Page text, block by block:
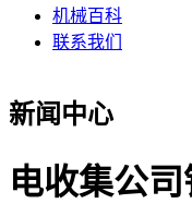
机械百科
联系我们
新闻中心
电收集公